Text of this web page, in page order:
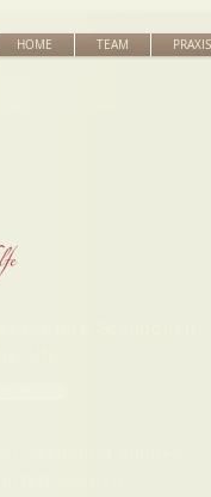
HOME TEAM PRAXIS